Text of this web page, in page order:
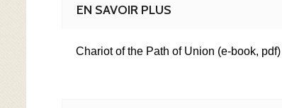
EN SAVOIR PLUS
Chariot of the Path of Union (e-book,